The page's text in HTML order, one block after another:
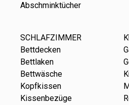
Abschminktücher
SCHLAFZIMMER
Bettdecken
Bettlaken
Bettwäsche
Kopfkissen
Kissenbezüge